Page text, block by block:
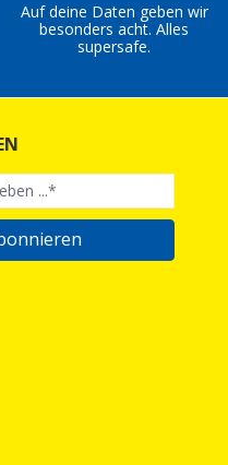
Auf deine Daten geben wir
besonders acht. Alles
supersafe.